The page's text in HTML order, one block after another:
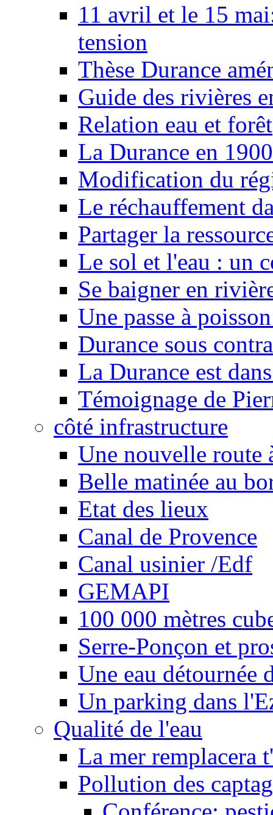
11 avril et le 15
tension
Thèse Durance
Guide des rivières
Relation eau et forêt
La Durance en 1900
Modification du
Le réchauffement
Partager la
Le sol et l'eau : un
Se baigner en
Une passe à
Durance sous
La Durance est
Témoignage de
côté infrastructure
Une nouvelle route
Belle matinée au
Etat des lieux
Canal de Provence
Canal usinier /Edf
GEMAPI
100 000 mètres
Serre-Ponçon et
Une eau détournée
Un parking dans
Qualité de l'eau
La mer remplacera
Pollution des